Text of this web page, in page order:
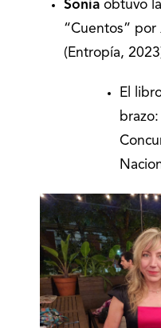
Sonia obtuvo
“Cuentos” por
(Entropía,
El
brazo: